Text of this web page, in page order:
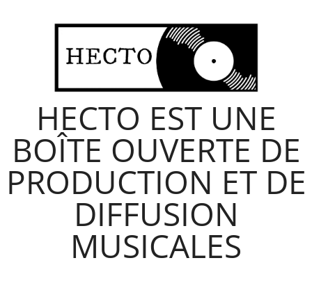
HECTO EST UNE
BOÎTE OUVERTE DE
PRODUCTION ET DE
DIFFUSION
MUSICALES